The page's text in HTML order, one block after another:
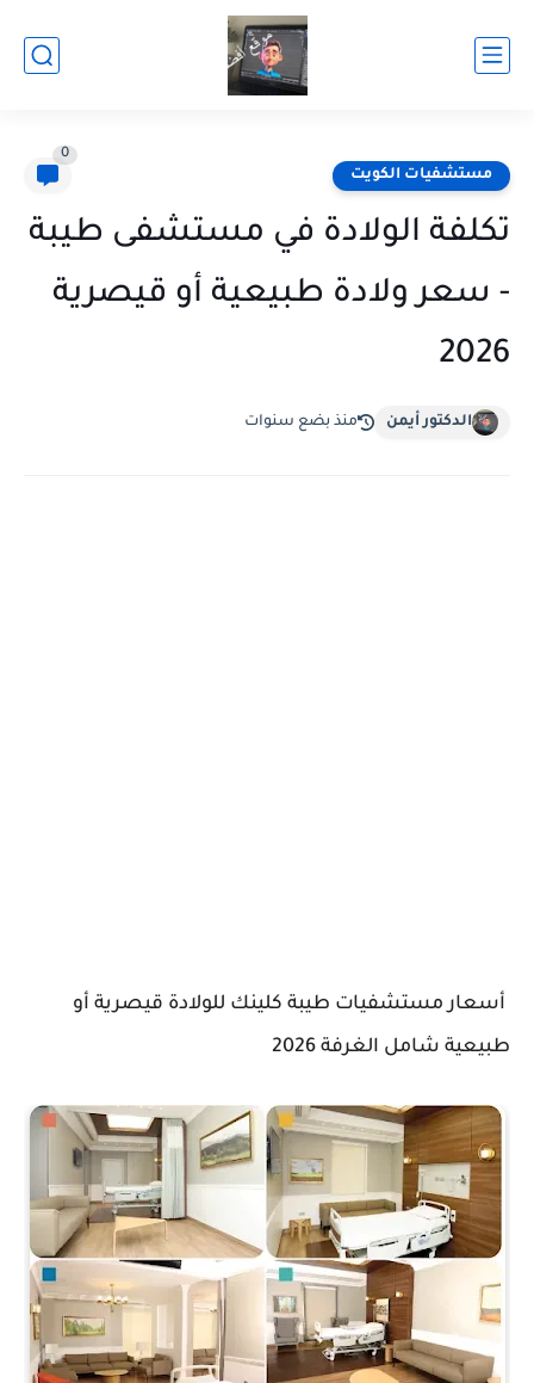
مستشفيات الكويت
0
تكلفة الولادة في مستشفى طيبة
- سعر ولادة طبيعية أو قيصرية
2026
الدكتور أيمن منذ بضع سنوات
أسعار مستشفيات طيبة كلينك للولادة قيصرية أو
طبيعية شامل الغرفة 2026